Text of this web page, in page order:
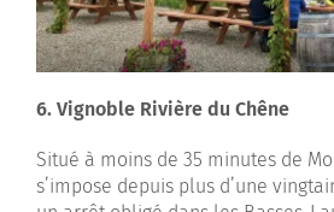
6. Vignoble Rivière du Chêne
Situé à moins de 35 minutes de
s’impose depuis plus d’une